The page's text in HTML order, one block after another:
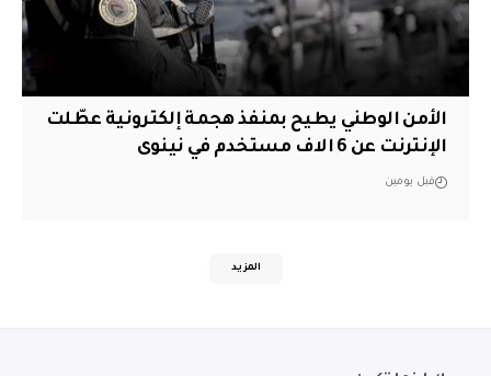
الأمن الوطني يطيح بمنفذ هجمة إلكترونية عطّلت
الإنترنت عن 6 الاف مستخدم في نينوى
قبل يومين
المزيد